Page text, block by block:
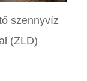
szennyvíz
(ZLD)